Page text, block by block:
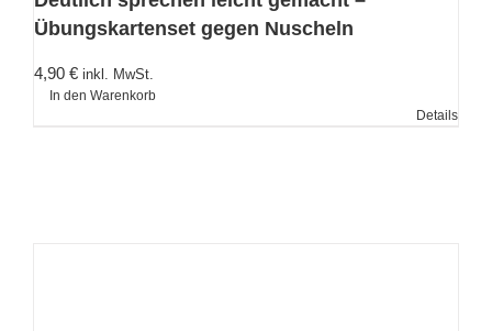
Übungskartenset gegen Nuscheln
4,90 € inkl. MwSt.
In den Warenkorb
Details